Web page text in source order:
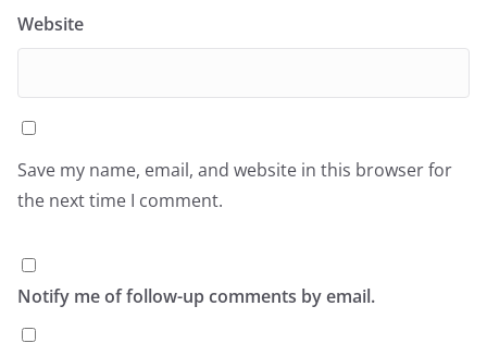
Website
Save my name, email, and website in this browser for
the next time I comment.
Notify me of follow-up comments by email.